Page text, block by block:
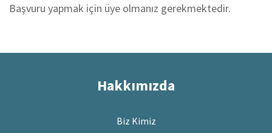
Başvuru yapmak için üye olmanız gerekmektedir.
Hakkımızda
Biz Kimiz